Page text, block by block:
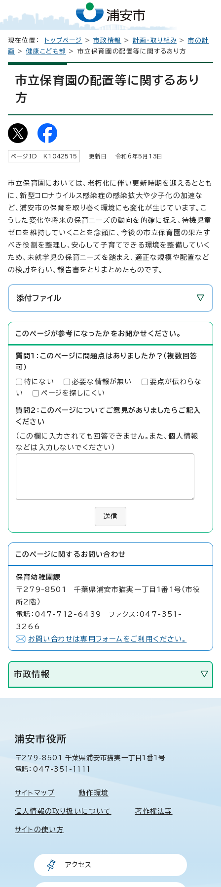
現在位置： トップページ >市政情報 > 計画・取り組み > 市の計
画
> 健康こども部 > 市立保育園の配置等に関するあり方
市立保育園の配置等に関するあり
方
ページID K 1042515 更新日 令和6年5月 13 日
市立保育園においては、老朽化に伴い更新時期を迎えるととも
に、新型コロナウイルス感染症の感染拡大や少子化の加速な
ど、浦安市の保育を取り巻く環境にも変化が生じています。こ
うした変化や将来の保育ニーズの動向を的確に捉え、待機児童
ゼロを維持していくことを念頭に、今後の市立保育園の果たす
べき役割を整理し、安心して子育てできる環境を整備していく
ため、未就学児の保育ニーズを踏まえ、適正な規模や配置など
の検討を行い、報告書をとりまとめたものです。
添付ファイル
このページが参考になったかをお聞かせください。
質問1：このページに問題点はありましたか？（複数回答
可）
特にない 必要な情報が無い
要点が伝わらな
い
ページを探しにくい
質問2：このページについてご意見がありましたらご記入
ください
（この欄に入力されても回答できません。また、個人情報
などは入力しないでください）
送信
このページに関する お問い合わせ
保育幼稚園課
〒279-8501 千葉県浦安市猫実一丁目1番1号（市役
所2階）
電話：047-712-6439 ファクス：047-351-
3266
お問い合わせは専用フォームをご利用ください。
市政情報
浦安市役所
〒279-8501 千葉県浦安市猫実一丁目1番1号
電話：047-351-1111
サイトマップ 動作環境
個人情報の取り扱いについて 著作権法等
サイトの使い方
アクセス